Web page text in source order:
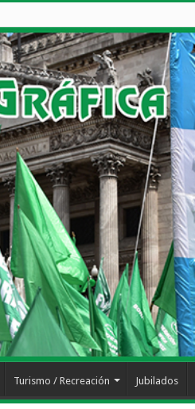
Turismo / Recreación Jubilados